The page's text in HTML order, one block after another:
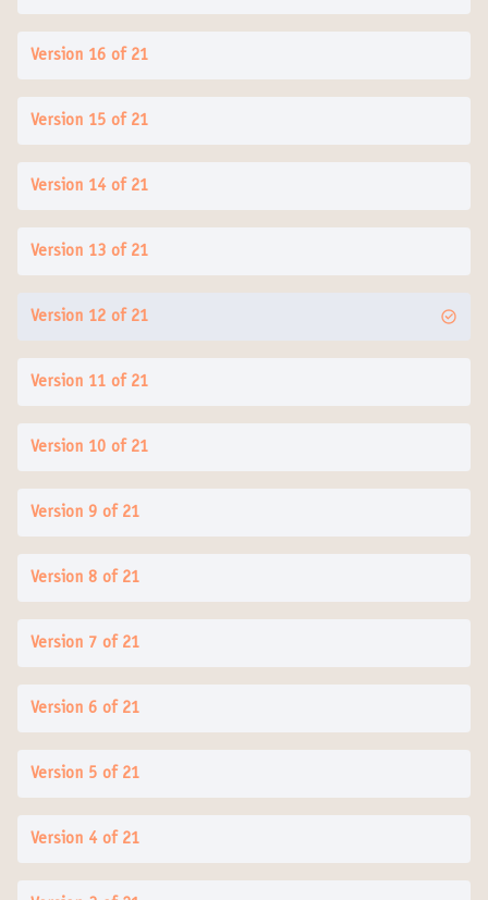
Version 16 of 21
Version 15 of 21
Version 14 of 21
Version 13 of 21
Version 12 of 21
Version 11 of 21
Version 10 of 21
Version 9 of 21
Version 8 of 21
Version 7 of 21
Version 6 of 21
Version 5 of 21
Version 4 of 21